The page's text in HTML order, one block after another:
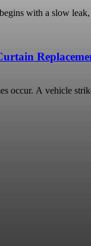
with a slow
occur. A vehicle